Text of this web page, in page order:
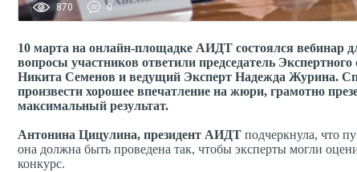
870 0
10 марта на онлайн-площадке АИДТ состоялся вебинар
вопросы участников ответили председатель
Никита Семенов и ведущий Эксперт Надежда Журина.
произвести хорошее впечатление на жюри, грамотно
максимальный результат.
Антонина Цицулина, президент АИДТ подчеркнула, что
она должна быть проведена так, чтобы эксперты могли
конкурс.